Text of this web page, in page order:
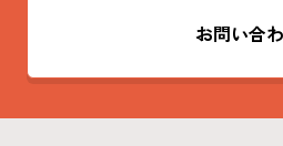
お問い合